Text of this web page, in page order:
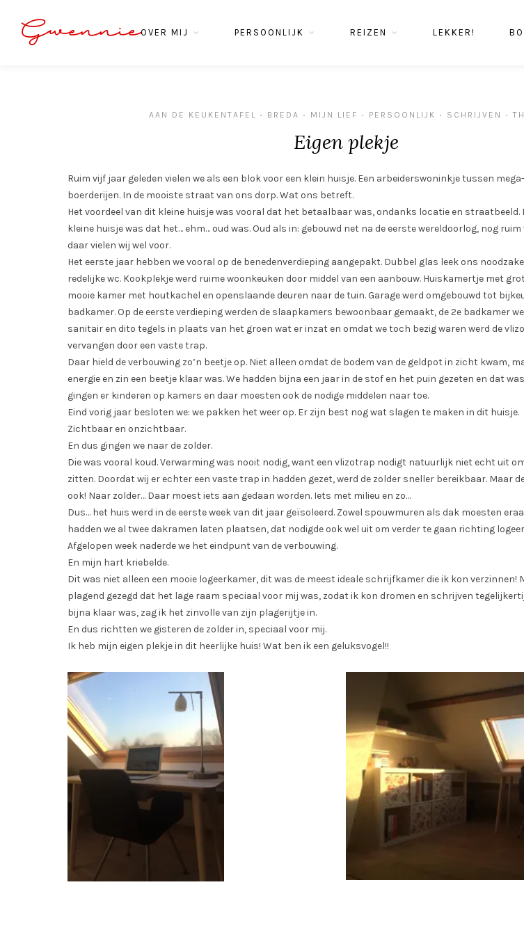
GwennieOVER MIJ PERSOONLIJK REIZEN LEKKER!
AAN DE KEUKENTAFEL • BREDA • MIJN LIEF • PERSOONLIJK • SCHRIJVEN •
Eigen plekje
Ruim vijf jaar geleden vielen we als een blok voor een klein huisje. Een arbeiderswoninkje tussen
boerderijen. In de mooiste straat van ons dorp. Wat ons betreft.
Het voordeel van dit kleine huisje was vooral dat het betaalbaar was, ondanks locatie en straatbeeld.
kleine huisje was dat het… ehm… oud was. Oud als in: gebouwd net na de eerste wereldoorlog, nog ruim
daar vielen wij wel voor.
Het eerste jaar hebben we vooral op de benedenverdieping aangepakt. Dubbel glas leek ons
redelijke wc. Kookplekje werd ruime woonkeuken door middel van een aanbouw. Huiskamertje met
mooie kamer met houtkachel en openslaande deuren naar de tuin. Garage werd omgebouwd tot
badkamer. Op de eerste verdieping werden de slaapkamers bewoonbaar gemaakt, de 2e badkamer
sanitair en dito tegels in plaats van het groen wat er inzat en omdat we toch bezig waren werd de
vervangen door een vaste trap.
Daar hield de verbouwing zo’n beetje op. Niet alleen omdat de bodem van de geldpot in zicht kwam,
energie en zin een beetje klaar was. We hadden bijna een jaar in de stof en het puin gezeten en dat
gingen er kinderen op kamers en daar moesten ook de nodige middelen naar toe.
Eind vorig jaar besloten we: we pakken het weer op. Er zijn best nog wat slagen te maken in dit huisje.
Zichtbaar en onzichtbaar.
En dus gingen we naar de zolder.
Die was vooral koud. Verwarming was nooit nodig, want een vlizotrap nodigt natuurlijk niet echt uit
zitten. Doordat wij er echter een vaste trap in hadden gezet, werd de zolder sneller bereikbaar. Maar
ook! Naar zolder… Daar moest iets aan gedaan worden. Iets met milieu en zo…
Dus… het huis werd in de eerste week van dit jaar geïsoleerd. Zowel spouwmuren als dak moesten
hadden we al twee dakramen laten plaatsen, dat nodigde ook wel uit om verder te gaan richting
Afgelopen week naderde we het eindpunt van de verbouwing.
En mijn hart kriebelde.
Dit was niet alleen een mooie logeerkamer, dit was de meest ideale schrijfkamer die ik kon verzinnen!
plagend gezegd dat het lage raam speciaal voor mij was, zodat ik kon dromen en schrijven
bijna klaar was, zag ik het zinvolle van zijn plagerijtje in.
En dus richtten we gisteren de zolder in, speciaal voor mij.
Ik heb mijn eigen plekje in dit heerlijke huis! Wat ben ik een geluksvogel!!